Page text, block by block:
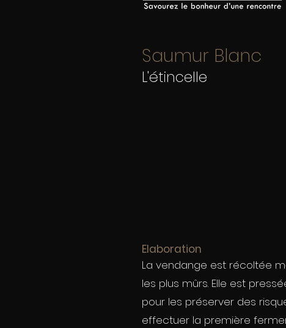
Saumur Blanc
L'étincelle
Elaboration
La vendange est récoltée
les plus mûrs. Elle est
pour les préserver des
effectuer la première